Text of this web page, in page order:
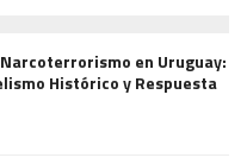
en Uruguay:
Histórico y Respuesta